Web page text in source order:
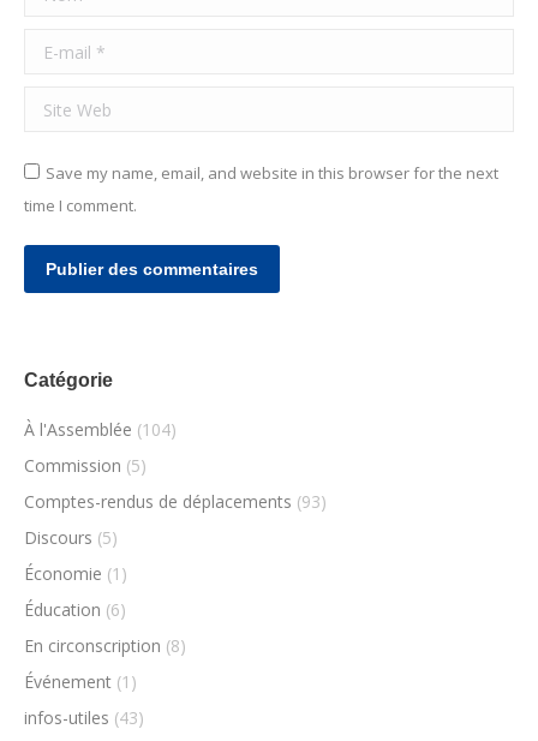
E-mail *
Site Web
Save my name, email, and website in this browser for the next
time I comment.
Publier des commentaires
Catégorie
À l'Assemblée (104)
Commission (5)
Comptes-rendus de déplacements (93)
Discours (5)
Économie (1)
Éducation (6)
En circonscription (8)
Événement (1)
infos-utiles (43)